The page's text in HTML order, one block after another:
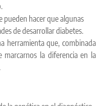
pueden hacer que algunas
de desarrollar diabetes.
herramienta que, combinada
marcarnos la diferencia en la